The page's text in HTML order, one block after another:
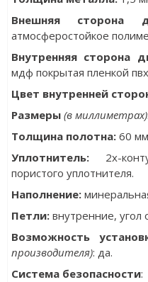
Внешняя сторона
атмосферостойкое
Внутренняя сторона
мдф покрытая пленкой
Цвет внутренней
Размеры (в миллиметрах)
Толщина полотна:60 мм
Уплотнитель:2х-
пористого уплотнителя.
Наполнение:
Петли:внутренние, угол
Возможность
производителя): да.
Система безопасности: